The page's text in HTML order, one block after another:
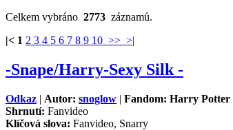
Celkem vybráno 2773 záznamů.
|< 1 2 3 4 5 6 7 8 9 10 >> >|
-Snape/Harry-Sexy Silk -
Odkaz | Autor: snoglow | Fandom: Harry Potter
Shrnutí: Fanvideo
Klíčová slova: Fanvideo, Snarry